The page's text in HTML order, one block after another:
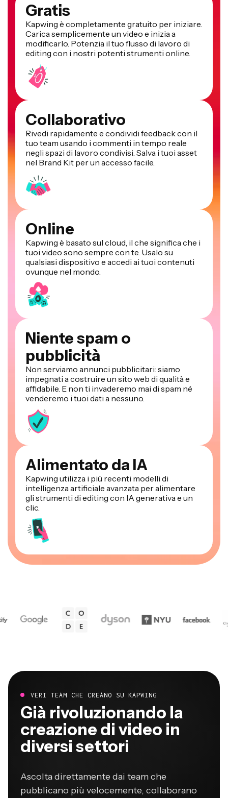
Gratis
Kapwing è completamente gratuito per iniziare.
Carica semplicemente un video e inizia a
modificarlo. Potenzia il tuo flusso di lavoro di
editing con i nostri potenti strumenti online.
Collaborativo
Rivedi rapidamente e condividi feedback con il
tuo team usando i commenti in tempo reale
negli spazi di lavoro condivisi. Salva i tuoi asset
nel Brand Kit per un accesso facile.
Online
Kapwing è basato sul cloud, il che significa che i
tuoi video sono sempre con te. Usalo su
qualsiasi dispositivo e accedi ai tuoi contenuti
ovunque nel mondo.
Niente spam o
pubblicità
Non serviamo annunci pubblicitari: siamo
impegnati a costruire un sito web di qualità e
affidabile. E non ti invaderemo mai di spam né
venderemo i tuoi dati a nessuno.
Alimentato da IA
Kapwing utilizza i più recenti modelli di
intelligenza artificiale avanzata per alimentare
gli strumenti di editing con IA generativa e un
clic.
VERI TEAM CHE CREANO SU KAPWING
Già rivoluzionando la
creazione di video in
diversi settori
Ascolta direttamente dai team che
pubblicano più velocemente, collaborano